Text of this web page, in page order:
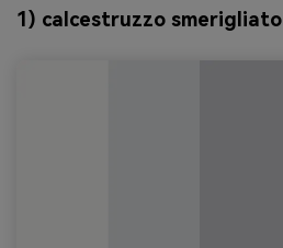
1) calcestruzzo smerigliato